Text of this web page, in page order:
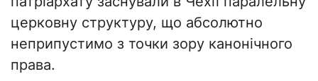
церковну структуру, що абсолютно
неприпустимо з точки зору канонічного
права.